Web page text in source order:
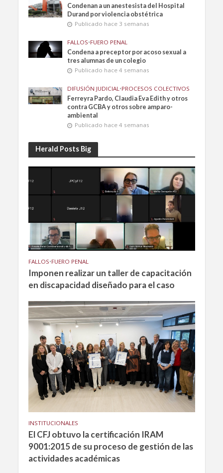
Condenan a un anestesista del Hospital
Durand por violencia obstétrica
Publicado hace 3 semanas
FALLOS•FUERO PENAL
Condena a preceptor por acoso sexual a
tres alumnas de un colegio
Publicado hace 4 semanas
DIFUSIÓN JUDICIAL•PROCESOS COLECTIVOS
Ferreyra Pardo, Claudia Eva Edith y otros
contra GCBA y otros sobre amparo-
ambiental
Publicado hace 4 semanas
Herald Posts Big
FALLOS•FUERO PENAL
Imponen realizar un taller de capacitación
en discapacidad diseñado para el caso
INSTITUCIONALES
El CFJ obtuvo la certificación IRAM
9001:2015 de su proceso de gestión de las
actividades académicas